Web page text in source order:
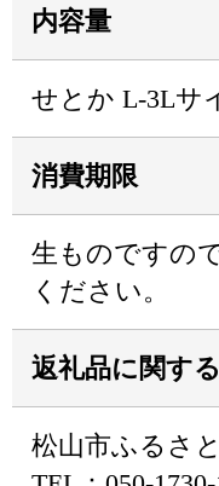
内容量
せとか L-3Lサ
消費期限
生ものですの
ください。
返礼品に関す
松山市ふるさ